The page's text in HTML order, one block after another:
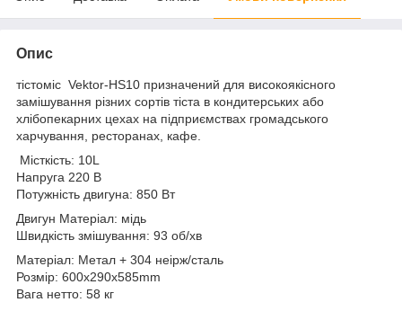
Опис
тістоміс Vektor-HS10 призначений для високоякісного
замішування різних сортів тіста в кондитерських або
хлібопекарних цехах на підприємствах громадського
харчування, ресторанах, кафе.
Місткість: 10L
Напруга 220 В
Потужність двигуна: 850 Вт
Двигун Матеріал: мідь
Швидкість змішування: 93 об/хв
Матеріал: Метал + 304 неірж/сталь
Розмір: 600x290x585mm
Вага нетто: 58 кг